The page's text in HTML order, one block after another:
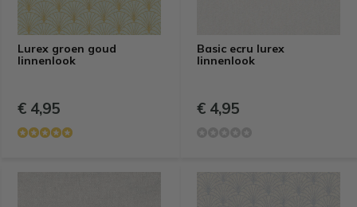
Lurex groen goud
linnenlook
€ 4,95
Basic ecru lurex
linnenlook
€ 4,95